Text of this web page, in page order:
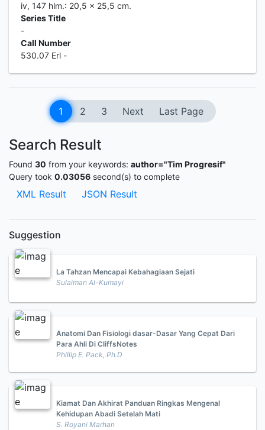
iv, 147 hlm.: 20,5 x 25,5 cm.
Series Title
-
Call Number
530.07 Erl -
1 2 3 Next Last Page
Search Result
Found 30 from your keywords: author="Tim Progresif"
Query took 0.03056 second(s) to complete
XML Result JSON Result
Suggestion
La Tahzan Mencapai Kebahagiaan Sejati
Sulaiman Al-Kumayi
Anatomi Dan Fisiologi dasar-Dasar Yang Cepat Dari
Para Ahli Di CliffsNotes
Phillip E. Pack, Ph.D
Kiamat Dan Akhirat Panduan Ringkas Mengenal
Kehidupan Abadi Setelah Mati
S. Royani Marhan